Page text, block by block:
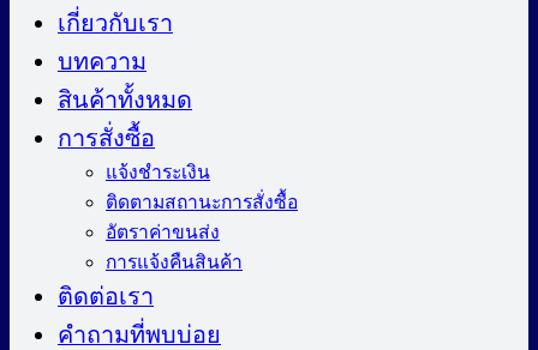
เกี่ยวกับเรา
บทความ
สินค้าทั้งหมด
การสั่งซื้อ
แจ้งชำระเงิน
ติดตามสถานะการสั่งซื้อ
อัตราค่าขนส่ง
การแจ้งคืนสินค้า
ติดต่อเรา
คำถามที่พบบ่อย